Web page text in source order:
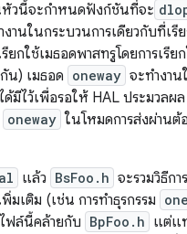
หัวนี้จะกำหนดฟังก์ชันที่จะ
านในกระบวนการเดียวกับที่เรี
กใช้เมธอดพาสทรูโดยการเรีย
น) เมธอด oneway จะทํางาน
ด้มีไว้เพื่อรอให้ HAL ประมวลผ
oneway ในโหมดการส่งผ่าน
แล้ว BsFoo.h จะรวมวิธีก
มเติม (เช่น การทำธุรกรรม
ฟล์นี้คล้ายกับ BpFoo.h แต่แ